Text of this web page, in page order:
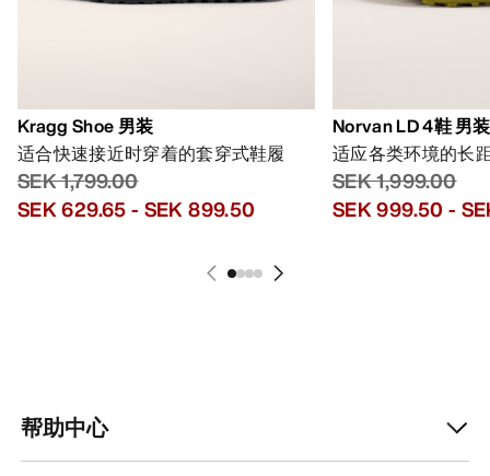
Kragg Shoe 男装
适合快速接近时穿着的套穿式鞋履
SEK 1,799.00
SEK 629.65- SEK 899.50
Norvan LD 4鞋 男装
适应各类环境的长
SEK 1,999.00
SEK 999.50 -
帮助中心